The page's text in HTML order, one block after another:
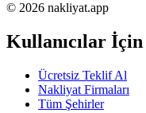
© 2026 nakliyat.app
Kullanıcılar İçin
Ücretsiz Teklif Al
Nakliyat Firmaları
Tüm Şehirler